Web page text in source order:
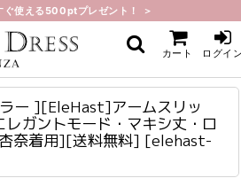
ぐ使える500ptプレゼント！ ＞
カート ログイ
アームスリット・長袖・ケープ・エレガン
ピース[薗田杏奈着用][送料無料]
ー ][EleHast]アームスリッ
レガントモード・マキシ丈・ロ
奈着用][送料無料] [elehast-